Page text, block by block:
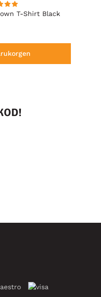
T-Shirt Black